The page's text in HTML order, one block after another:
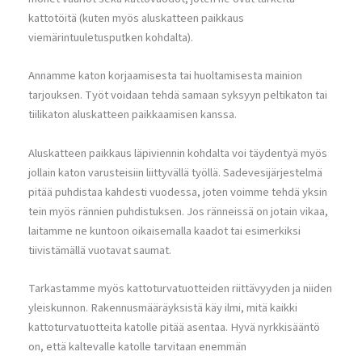
kattotöitä (kuten myös aluskatteen paikkaus
viemärintuuletusputken kohdalta).
Annamme katon korjaamisesta tai huoltamisesta mainion
tarjouksen. Työt voidaan tehdä samaan syksyyn peltikaton tai
tiilikaton aluskatteen paikkaamisen kanssa.
Aluskatteen paikkaus läpiviennin kohdalta voi täydentyä myös
jollain katon varusteisiin liittyvällä työllä. Sadevesijärjestelmä
pitää puhdistaa kahdesti vuodessa, joten voimme tehdä yksin
tein myös rännien puhdistuksen. Jos ränneissä on jotain vikaa,
laitamme ne kuntoon oikaisemalla kaadot tai esimerkiksi
tiivistämällä vuotavat saumat.
Tarkastamme myös kattoturvatuotteiden riittävyyden ja niiden
yleiskunnon. Rakennusmääräyksistä käy ilmi, mitä kaikki
kattoturvatuotteita katolle pitää asentaa. Hyvä nyrkkisääntö
on, että kaltevalle katolle tarvitaan enemmän